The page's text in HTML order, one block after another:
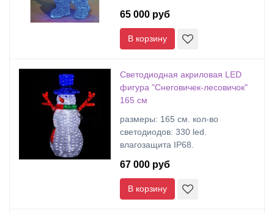
65 000 руб
В корзину
Светодиодная акриловая LED
фигура "Снеговичек-лесовичок"
165 см
размеры: 165 cм. кол-во
светодиодов: 330 led.
влагозащита IP68.
67 000 руб
В корзину